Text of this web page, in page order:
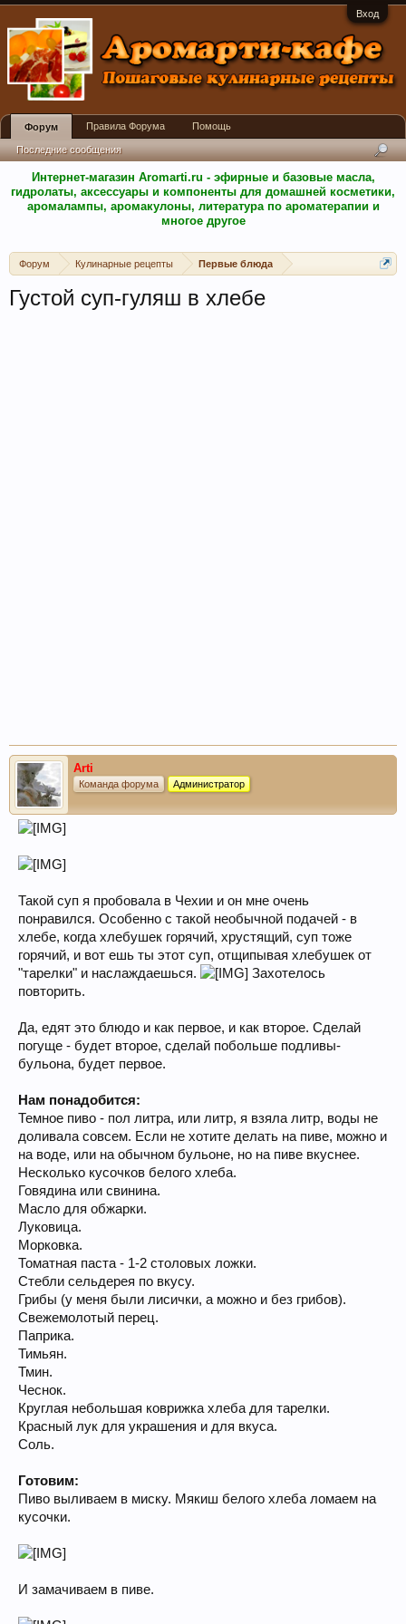
Вход
Интернет-магазин Aromarti.ru - эфирные и базовые масла,
гидролаты, аксессуары и компоненты для домашней косметики,
аромалампы, аромакулоны, литература по ароматерапии и
многое другое
Форум Кулинарные рецепты Первые блюда
Густой суп-гуляш в хлебе
Arti
Команда форума Администратор
Такой суп я пробовала в Чехии и он мне очень
понравился. Особенно с такой необычной подачей - в
хлебе, когда хлебушек горячий, хрустящий, суп тоже
горячий, и вот ешь ты этот суп, отщипывая хлебушек от
"тарелки" и наслаждаешься.
Захотелось
повторить.
Да, едят это блюдо и как первое, и как второе. Сделай
погуще - будет второе, сделай побольше подливы-
бульона, будет первое.
Нам понадобится:
Темное пиво - пол литра, или литр, я взяла литр, воды не
доливала совсем. Если не хотите делать на пиве, можно и
на воде, или на обычном бульоне, но на пиве вкуснее.
Несколько кусочков белого хлеба.
Говядина или свинина.
Масло для обжарки.
Луковица.
Морковка.
Томатная паста - 1-2 столовых ложки.
Стебли сельдерея по вкусу.
Грибы (у меня были лисички, а можно и без грибов).
Свежемолотый перец.
Паприка.
Тимьян.
Тмин.
Чеснок.
Круглая небольшая коврижка хлеба для тарелки.
Красный лук для украшения и для вкуса.
Соль.
Готовим:
Пиво выливаем в миску. Мякиш белого хлеба ломаем на
кусочки.
И замачиваем в пиве.
Форум
Последние сообщения
Правила Форума Помощь